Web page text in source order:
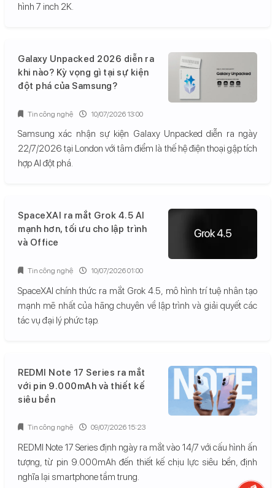
hình 7 inch 2K.
Galaxy Unpacked 2026 diễn ra
khi nào? Kỳ vọng gì tại sự kiện
đột phá của Samsung?
Samsung xác nhận sự kiện Galaxy Unpacked diễn ra ngày
22/7/2026 tại London với tâm điểm là thế hệ điện thoại gập tích
hợp AI đột phá.
Tin công nghệ 10/07/2026 13:00
SpaceXAI ra mắt Grok 4.5 AI
mạnh hơn, tối ưu cho lập trình
và Office
SpaceXAI chính thức ra mắt Grok 4.5, mô hình trí tuệ nhân tạo
mạnh mẽ nhất của hãng chuyên về lập trình và giải quyết các
tác vụ đại lý phức tạp.
Tin công nghệ 10/07/2026 01:00
REDMI Note 17 Series ra mắt
với pin 9.000mAh và thiết kế
siêu bền
REDMI Note 17 Series định ngày ra mắt vào 14/7 với cấu hình ấn
tượng, từ pin 9.000mAh đến thiết kế chịu lực siêu bền, định
nghĩa lại smartphone tầm trung.
Tin công nghệ 09/07/2026 15:23